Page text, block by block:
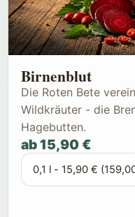
Birnenblut
Die Roten Bete
Wildkräuter - die
Hagebutten.
ab 15,90 €